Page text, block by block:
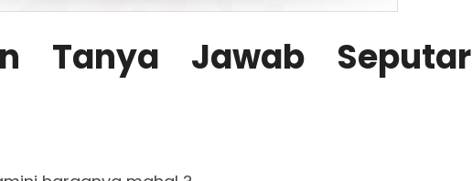
Tanya Jawab Seputar